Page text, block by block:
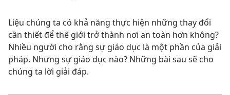
Liệu chúng ta có khả năng thực hiện những thay đổi
cần thiết để thế giới trở thành nơi an toàn hơn không?
Nhiều người cho rằng sự giáo dục là một phần của giải
pháp. Nhưng sự giáo dục nào? Những bài sau sẽ cho
chúng ta lời giải đáp.